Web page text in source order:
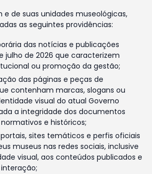
e de suas unidades museológicas,
as seguintes providências:
das notícias e publicações
julho de 2026 que caracterizem
ou promoção da gestão;
das páginas e peças de
contenham marcas, slogans ou
visual do atual Governo
a integridade dos documentos
e históricos;
sites temáticos e perfis oficiais
museus nas redes sociais, inclusive
visual, aos conteúdos publicados e